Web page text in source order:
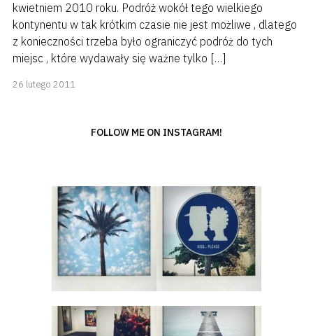
kwietniem 2010 roku. Podróż wokół tego wielkiego
kontynentu w tak krótkim czasie nie jest możliwe , dlatego
z konieczności trzeba było ograniczyć podróż do tych
miejsc , które wydawały się ważne tylko […]
26 lutego 2011kwietnia
FOLLOW ME ON INSTAGRAM!